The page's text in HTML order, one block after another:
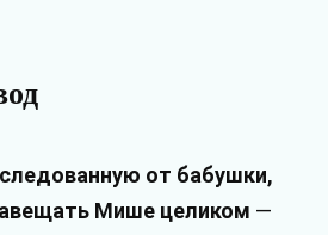
от бабушки,
Мише целиком —